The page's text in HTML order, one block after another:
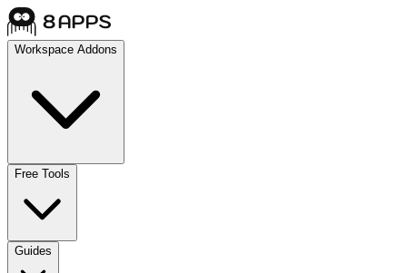
Workspace Addons
Free Tools
Guides